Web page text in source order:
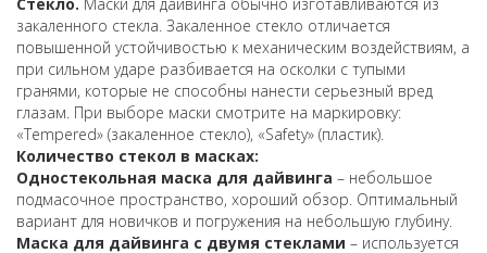
закаленного стекла. Закаленное стекло отличается
повышенной устойчивостью к механическим воздействиям, а
при сильном ударе разбивается на осколки с тупыми
гранями, которые не способны нанести серьезный вред
глазам. При выборе маски смотрите на маркировку:
«Tempered» (закаленное стекло), «Safety» (пластик).
Количество стекол в масках:
Одностекольная маска для дайвинга – небольшое
подмасочное пространство, хороший обзор. Оптимальный
вариант для новичков и погружения на небольшую глубину.
Маска для дайвинга с двумя стеклами – используется